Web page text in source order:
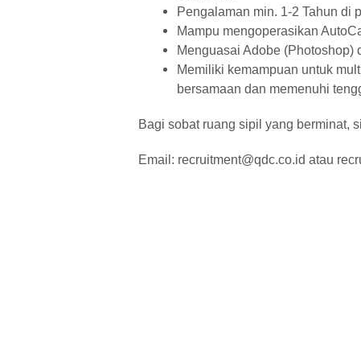
Pengalaman min. 1-2 Tahun di
Mampu mengoperasikan
Menguasai Adobe (Photoshop)
Memiliki kemampuan untuk
bersamaan dan memenuhi
Bagi sobat ruang sipil yang berminat,
Email: recruitment@qdc.co.id atau